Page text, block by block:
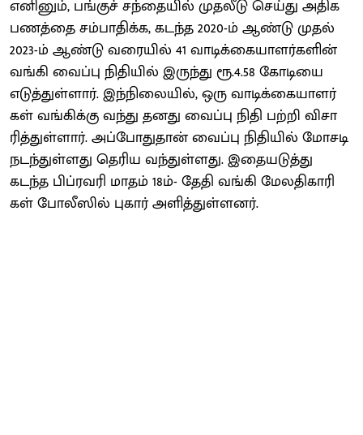
எனினும், பங்​குச் சந்​தை​யில் முதலீடு செய்து அதிக
பணத்தை சம்​பா​திக்க, கடந்த 2020-ம் ஆண்டு முதல்
2023-ம் ஆண்டு வரை​யில் 41 வாடிக்​கை​யாளர்​களின்
வங்கி வைப்பு நிதி​யில் இருந்து ரூ.4.58 கோடியை
எடுத்​துள்​ளார். இந்​நிலை​யில், ஒரு வாடிக்​கை​யாளர்​
கள் வங்​கிக்கு வந்து தனது வைப்பு நிதி பற்றி விசா​
ரித்​துள்​ளார். அப்​போது​தான் வைப்பு நிதி​யில் மோசடி
நடந்​துள்​ளது தெரிய வந்​துள்​ளது. இதையடுத்து
கடந்த பிப்​ர​வரி மாதம் 18ம்- தேதி வங்கி மேல​தி​காரி​
கள் போலீ​ஸில் புகார் அளித்​துள்​ளனர்.